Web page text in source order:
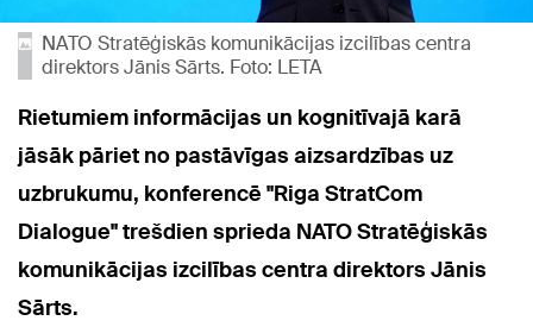
NATO Stratēģiskās komunikācijas izcilības centra
direktors Jānis Sārts. Foto: LETA
Rietumiem informācijas un kognitīvajā karā
jāsāk pāriet no pastāvīgas aizsardzības uz
uzbrukumu, konferencē "Riga StratCom
Dialogue" trešdien sprieda NATO Stratēģiskās
komunikācijas izcilības centra direktors Jānis
Sārts.